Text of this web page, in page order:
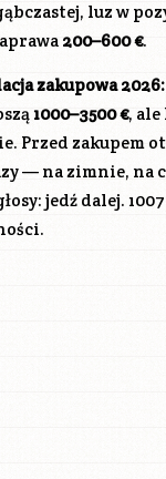
luz w
200–600 €.
zakupowa 2026:
1000–3500 €, ale
Przed zakupem
— na zimnie, na
jedź dalej.